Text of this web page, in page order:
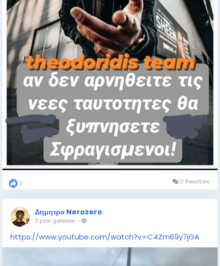
3 0 Reacties
Δημητρα Nerozero
2 jaar geleden -
https://www.youtube.com/watch?v=C4Zm69y7jGA